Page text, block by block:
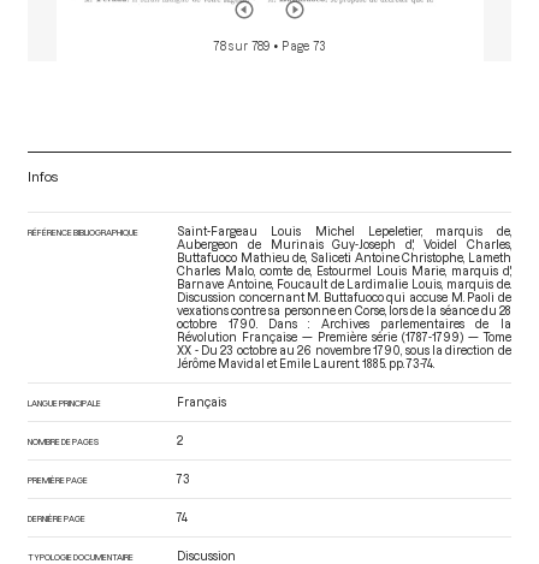
78 sur 789 • Page 73
Infos
RÉFÉRENCE BIBLIOGRAPHIQUE
Saint-Fargeau Louis Michel Lepeletier, marquis de,
Aubergeon de Murinais Guy-Joseph d', Voidel Charles,
Buttafuoco Mathieu de, Saliceti Antoine Christophe, Lameth
Charles Malo, comte de, Estourmel Louis Marie, marquis d',
Barnave Antoine, Foucault de Lardimalie Louis, marquis de.
Discussion concernant M. Buttafuoco qui accuse M. Paoli de
vexations contre sa personne en Corse, lors de la séance du 28
octobre 1790. Dans : Archives parlementaires de la
Révolution Française — Première série (1787-1799) — Tome
XX - Du 23 octobre au 26 novembre 1790 , sous la direction de
Jérôme Mavidal et Emile Laurent. 1885. pp. 73-74.
LANGUE PRINCIPALE Français
NOMBRE DE PAGES 2
PREMIÈRE PAGE 73
DERNIÈRE PAGE 74
TYPOLOGIE DOCUMENTAIRE Discussion